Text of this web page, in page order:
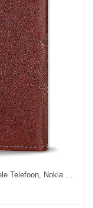
Nokia 7.2 Hoesje Anti-fall Bescherming Mobiele Telefoon, Nokia 7.2 Hoesje Leren Etui Clamshell Braun